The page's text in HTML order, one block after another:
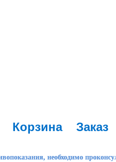
Корзина Заказ
необходимо